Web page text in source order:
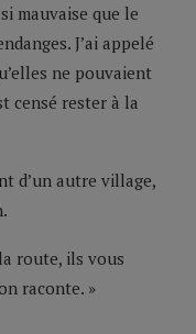
mauvaise que le
J’ai appelé
ne pouvaient
censé rester à la
d’un autre village,
route, ils vous
raconte. »